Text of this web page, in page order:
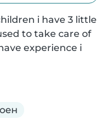
i have 3 little
to take care of
experience i